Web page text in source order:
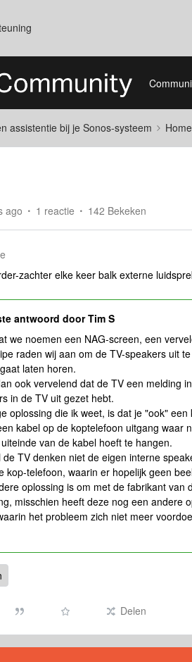
assistentie bij je Sonos-systeem
ago 1 reactie 142 Bekeken
zachter elke keer balk externe
antwoord doorTim S
we noemen een NAG-screen, een
raden wij aan om de TV-speakers uit
laten horen.
ook vervelend dat de TV een melding
in de TV uit gezet hebt.
oplossing die ik weet, is dat je "ook"
kabel op de koptelefoon uitgang waar
van de kabel hoeft te hangen.
de TV denken niet de eigen interne
kop-telefoon, waarin er hopelijk geen
oplossing is om met de fabrikant van
misschien heeft deze nog een andere
het probleem zich niet meer
Delen